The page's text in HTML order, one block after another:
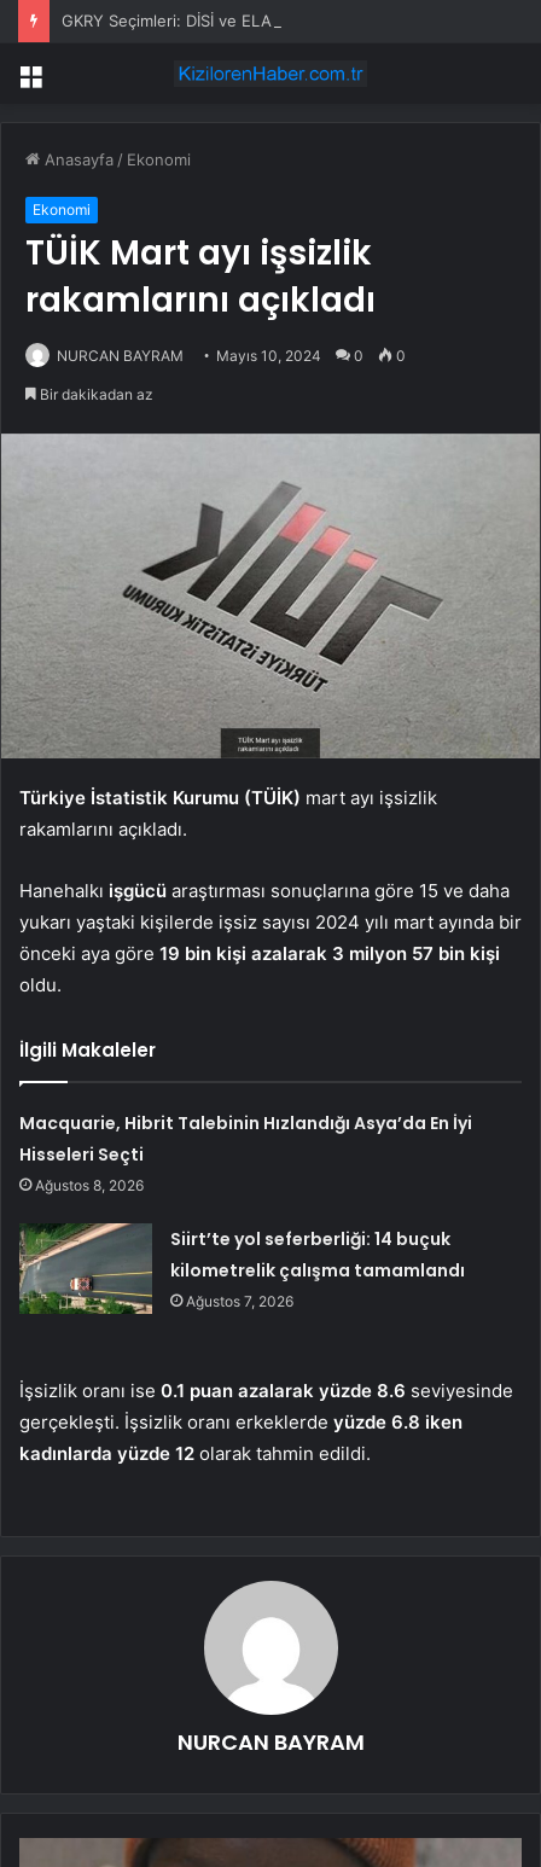
GKRY Seçimleri: DİSİ ve ELAM Yükseldi
Menü
Anasayfa / Ekonomi
Ekonomi
TÜİK Mart ayı işsizlik
rakamlarını açıkladı
NURCAN BAYRAM Mayıs 10, 2024 0 0
Bir dakikadan az
Türkiye İstatistik Kurumu (TÜİK) mart ayı işsizlik
rakamlarını açıkladı.
Hanehalkı işgücü araştırması sonuçlarına göre 15 ve daha
yukarı yaştaki kişilerde işsiz sayısı 2024 yılı mart ayında bir
önceki aya göre 19 bin kişi azalarak 3 milyon 57 bin kişi
oldu.
İlgili Makaleler
Macquarie, Hibrit Talebinin Hızlandığı Asya’da En İyi
Hisseleri Seçti
Ağustos 8, 2026
Siirt’te yol seferberliği: 14 buçuk
kilometrelik çalışma tamamlandı
Ağustos 7, 2026
İşsizlik oranı ise 0.1 puan azalarak yüzde 8.6 seviyesinde
gerçekleşti. İşsizlik oranı erkeklerde yüzde 6.8 iken
kadınlarda yüzde 12 olarak tahmin edildi.
NURCAN BAYRAM